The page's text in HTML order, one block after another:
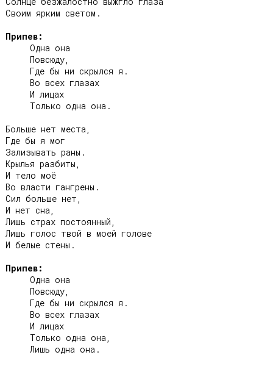
Своим ярким светом.
Припев:
Больше нет места,
Где бы я мог
Зализывать раны.
Крылья разбиты,
И тело моё
Во власти гангрены.
Сил больше нет,
И нет сна,
Лишь страх постоянный,
Лишь голос твой в моей голове
И белые стены.
Припев: